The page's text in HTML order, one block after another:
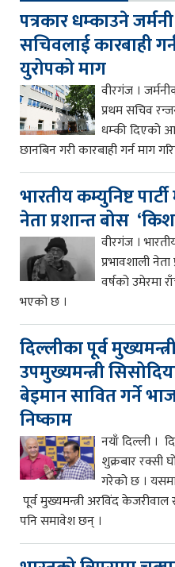
पत्रकार धम्काउने
सचिवलाई कारबाही
युरोपको माग
वीरगंज ।
प्रथम सचिव
धम्की दिएको
छानबिन गरी कारबाही गर्न माग
भारतीय कम्युनिष्ट
नेता प्रशान्त बोस
वीरगंज ।
प्रभावशाली
वर्षको उमेरमा
भएको छ ।
दिल्लीका पूर्व
उपमुख्यमन्त्री
बेइमान सावित गर्ने
निष्काम
नयाँ दिल्ली ।
शुक्रबार रक्सी
गरेको छ ।
पूर्व मुख्यमन्त्री अरविंद केजरीवाल
पनि समावेश छन् ।